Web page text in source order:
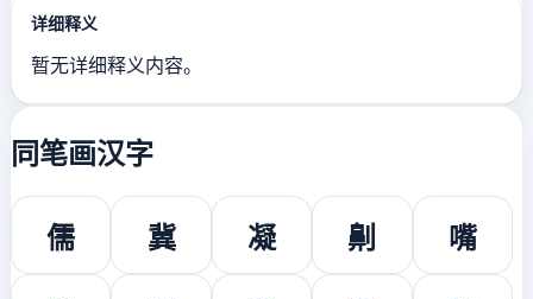
详细释义
暂无详细释义内容。
同笔画汉字
儒 冀 凝 劓 嘴